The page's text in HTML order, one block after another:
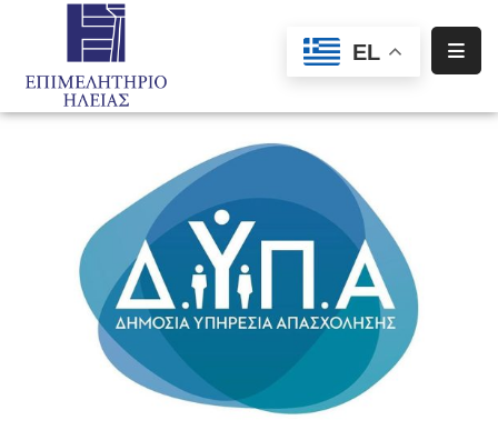
EL
Αρχική
Σύλλογοι
Σωματεία
Πληροφόρηση